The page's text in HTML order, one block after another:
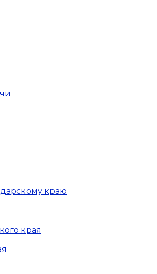
краю
края